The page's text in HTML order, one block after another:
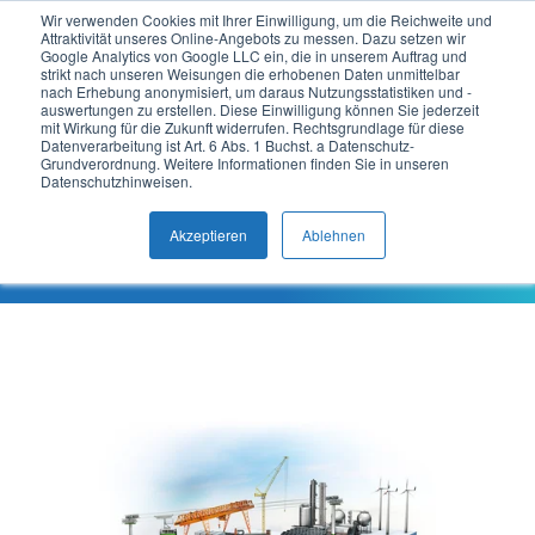
Wir verwenden Cookies mit Ihrer Einwilligung, um die Reichweite und
Attraktivität unseres Online-Angebots zu messen. Dazu setzen wir
Google Analytics von Google LLC ein, die in unserem Auftrag und
strikt nach unseren Weisungen die erhobenen Daten unmittelbar
nach Erhebung anonymisiert, um daraus Nutzungsstatistiken und -
auswertungen zu erstellen. Diese Einwilligung können Sie jederzeit
mit Wirkung für die Zukunft widerrufen. Rechtsgrundlage für diese
Datenverarbeitung ist Art. 6 Abs. 1 Buchst. a Datenschutz-
Grundverordnung. Weitere Informationen finden Sie in unseren
Datenschutzhinweisen.
Akzeptieren Ablehnen
DE
Praxis-
beispiele